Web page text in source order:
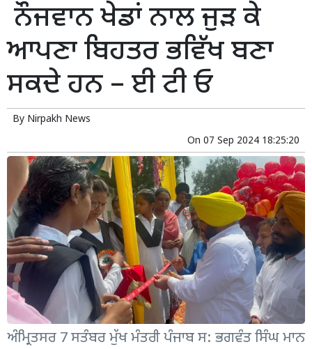
ਨੌਜਵਾਨ ਖੇਡਾਂ ਨਾਲ ਜੁੜ ਕੇ
ਆਪਣਾ ਬਿਹਤਰ ਭਵਿੱਖ ਬਣਾ
ਸਕਦੇ ਹਨ – ਈ ਟੀ ਓ
By Nirpakh News
On 07 Sep 2024 18:25:20
ਅੰਮ੍ਰਿਤਸਰ 7 ਸਤੰਬਰ ਮੁੱਖ ਮੰਤਰੀ ਪੰਜਾਬ ਸ: ਭਗਵੰਤ ਸਿੰਘ ਮਾਨ